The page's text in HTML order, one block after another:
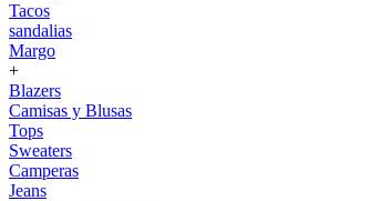
Tacos
sandalias
Margo
+
Blazers
Camisas y Blusas
Tops
Sweaters
Camperas
Jeans